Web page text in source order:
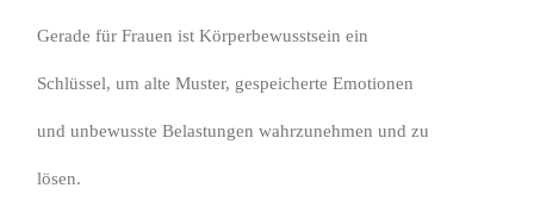
Gerade für Frauen ist Körperbewusstsein ein
Schlüssel, um alte Muster, gespeicherte Emotionen
und unbewusste Belastungen wahrzunehmen und zu
lösen.